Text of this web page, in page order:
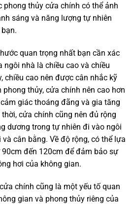
phong thủy cửa chính có thể ảnh
sáng và năng lượng tự nhiên
quan trọng nhất bạn cần xác
nhà là chiều cao và chiều
chiều cao nên được cân nhắc kỹ
thủy, cửa chính nên cao hơn
giác thoáng đãng và gia tăng
cửa chính cũng nên đủ rộng
dương trong tự nhiên đi vào ngôi
cân bằng. Về độ rộng, có thể lựa
đến 120cm để đảm bảo sự
hơi của không gian.
chính cũng là một yếu tố quan
gian và phong thủy riêng của